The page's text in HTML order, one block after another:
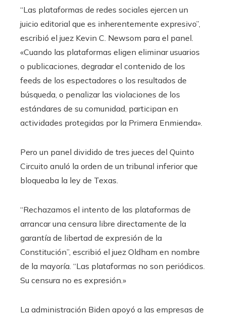
“Las plataformas de redes sociales ejercen un
juicio editorial que es inherentemente expresivo”,
escribió el juez Kevin C. Newsom para el panel.
«Cuando las plataformas eligen eliminar usuarios
o publicaciones, degradar el contenido de los
feeds de los espectadores o los resultados de
búsqueda, o penalizar las violaciones de los
estándares de su comunidad, participan en
actividades protegidas por la Primera Enmienda».
Pero un panel dividido de tres jueces del Quinto
Circuito anuló la orden de un tribunal inferior que
bloqueaba la ley de Texas.
“Rechazamos el intento de las plataformas de
arrancar una censura libre directamente de la
garantía de libertad de expresión de la
Constitución”, escribió el juez Oldham en nombre
de la mayoría. “Las plataformas no son periódicos.
Su censura no es expresión.»
La administración Biden apoyó a las empresas de